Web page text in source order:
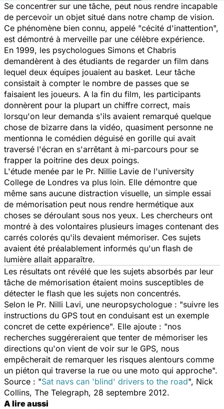
Se concentrer sur une tâche, peut nous rendre incapable
de percevoir un objet situé dans notre champ de vision.
Ce phénomène bien connu, appelé "cécité d'inattention",
est démontré à merveille par une célèbre expérience.
En 1999, les psychologues Simons et Chabris
demandèrent à des étudiants de regarder un film dans
lequel deux équipes jouaient au basket. Leur tâche
consistait à compter le nombre de passes que se
faisaient les joueurs. A la fin du film, les participants
donnèrent pour la plupart un chiffre correct, mais
lorsqu'on leur demanda s'ils avaient remarqué quelque
chose de bizarre dans la vidéo, quasiment personne ne
mentionna le comédien déguisé en gorille qui avait
traversé l'écran en s'arrêtant à mi-parcours pour se
frapper la poitrine des deux poings.
L'étude menée par le Pr. Nillie Lavie de l'university
College de Londres va plus loin. Elle démontre que
même sans aucune distraction visuelle, un simple essai
de mémorisation peut nous rendre hermétique aux
choses se déroulant sous nos yeux. Les chercheurs ont
montré à des volontaires plusieurs images contenant des
carrés colorés qu'ils devaient mémoriser. Ces sujets
avaient été préalablement informés qu'un flash de
lumière allait apparaître.
Les résultats ont révélé que les sujets absorbés par leur
tâche de mémorisation étaient moins susceptibles de
détecter le flash que les sujets non concentrés.
Selon le Pr. Nilli Lavi, une neuropsychologue : "suivre les
instructions du GPS tout en conduisant est un exemple
concret de cette expérience". Elle ajoute : "nos
recherches suggéreraient que tenter de mémoriser les
directions qu'on vient de voir sur le GPS, nous
empêcherait de remarquer les risques alentours comme
un piéton qui traverse la rue ou une moto qui approche".
Source : "Sat navs can 'blind' drivers to the road", Nick
Collins, The Telegraph, 28 septembre 2012.
A lire aussi